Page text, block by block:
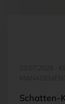
Schatten-